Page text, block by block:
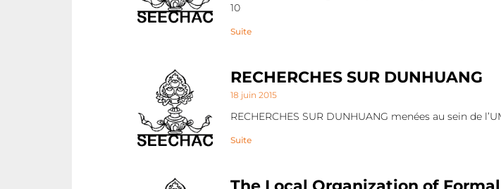
10
Suite
RECHERCHES SUR DUNHUANG
18 juin 2015
RECHERCHES SUR DUNHUANG menées au sein de
Suite